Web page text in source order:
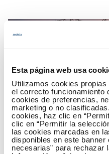
Esta página web usa
Utilizamos cookies
el correcto funcionamiento
cookies de preferencias,
marketing o no
cookies, haz clic en
clic en “Permitir la
las cookies marcadas en
disponibles en este banner
necesarias” para rechazar
Las alegaciones
contribuir a que el
compañía pueda hacer
operador del sistema
el importante reto de
renovables que
Integrado de Energía y